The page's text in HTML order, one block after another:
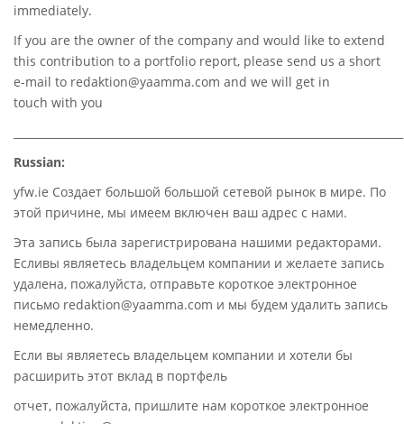
immediately.
If you are the owner of the company and would like to extend
this contribution to a portfolio report, please send us a short
e-mail to redaktion@yaamma.com and we will get in
touch with you
Russian:
yfw.ie Создает большой большой сетевой рынок в мире. По
этой причине, мы имеем включен ваш адрес с нами.
Эта запись была зарегистрирована нашими редакторами.
Есливы являетесь владельцем компании и желаете запись
удалена, пожалуйста, отправьте короткое электронное
письмо redaktion@yaamma.com и мы будем удалить запись
немедленно.
Если вы являетесь владельцем компании и хотели бы
расширить этот вклад в портфель
отчет, пожалуйста, пришлите нам короткое электронное